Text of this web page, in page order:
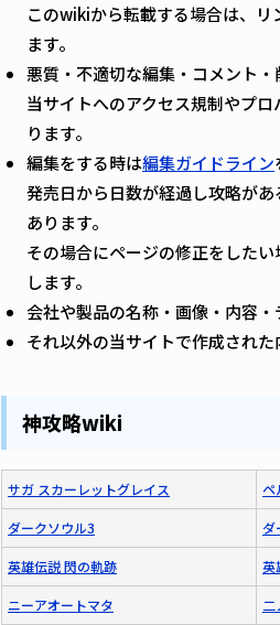
このwikiから転載する場合は、
ます。
悪質・不適切な編集・コメント・
当サイトへのアクセス規制やプ
ります。
編集をする時は編集ガイドライン
発売日から日数が経過し攻略が
あります。
その場合にページの修正をしたい
します。
会社や製品の名称・画像・内容
それ以外の当サイトで作成され
神攻略wiki
サガ スカーレットグレイス ペ
ダークソウル3 ダ
英雄伝説 閃の軌跡 英
ニーアオートマタ 二